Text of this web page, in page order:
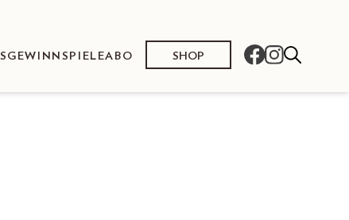
GEWINNSPIELEABO SHOP